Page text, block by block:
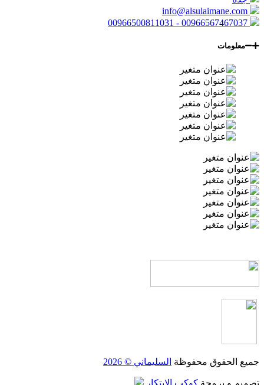
info@alsulaimane.com
00966567467037 - 00966500811031
معلومات
جميع الحقوق محفوظة السليماني © 2026
تصميم و برمجة كوكب الابتكار